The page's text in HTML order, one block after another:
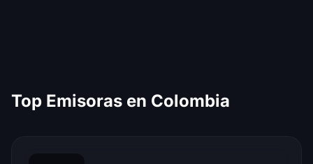
Top Emisoras en Colombia